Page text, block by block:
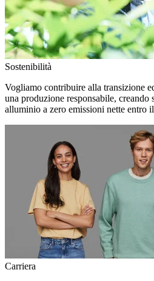
Sostenibilità
Vogliamo contribuire alla transizione
una produzione responsabile,
alluminio a zero emissioni nette entro
Carriera